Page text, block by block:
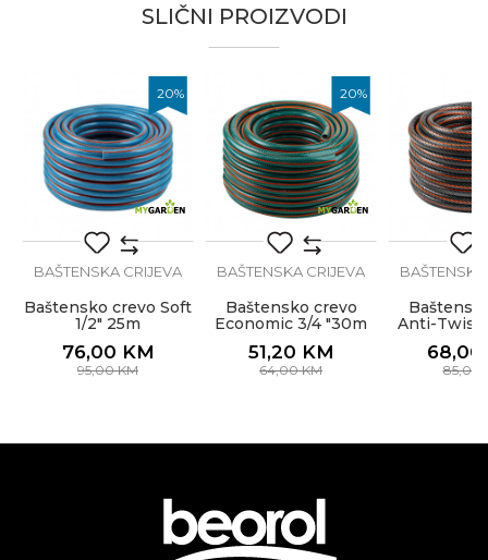
My Garden
15m
Crijevo za baštu
Zanat
Baštovani, Hobby
Poruka
POŠALJI
SLIČNI PROIZVODI
20%
BAŠTENSKA CRIJEVA
Baštensko crevo Soft
1/2" 25m
76,00 KM
95,00KM
20%
BAŠTENSKA CRIJEVA
Baštensko crevo
Economic 3/4 "30m
51,20 KM
64,00KM
Anti-Twist
68,00
85,00